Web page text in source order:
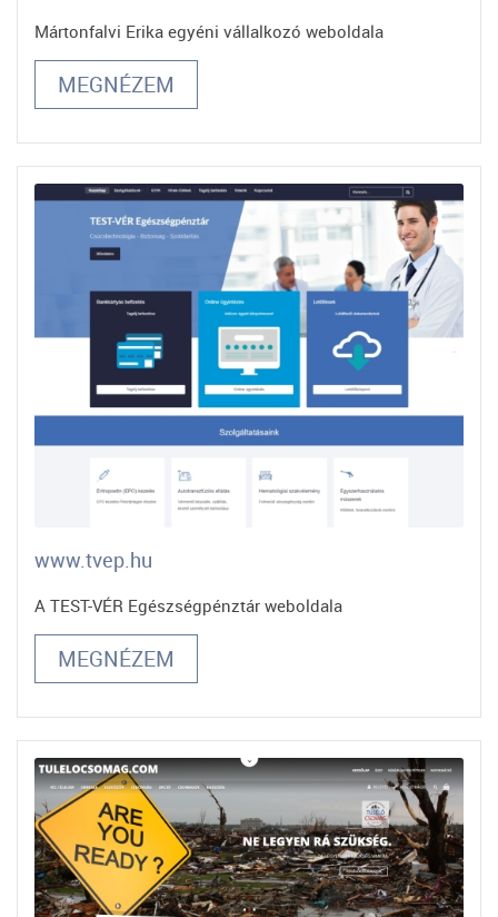
Mártonfalvi Erika egyéni vállalkozó weboldala
MEGNÉZEM
www.tvep.hu
A TEST-VÉR Egészségpénztár weboldala
MEGNÉZEM